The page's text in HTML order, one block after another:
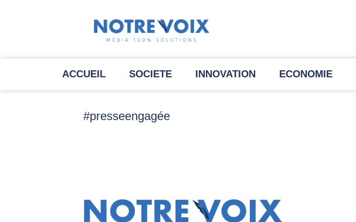
ACCUEIL SOCIETE INNOVATION ECONOMIE
#presseengagée